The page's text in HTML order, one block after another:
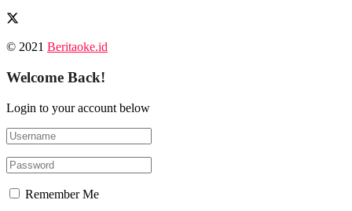
© 2021 Beritaoke.id
Welcome Back!
Login to your account below
Remember Me